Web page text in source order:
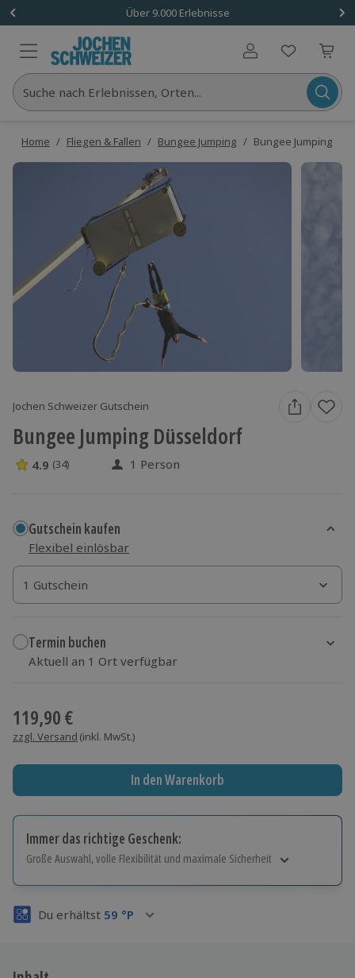
Über 9.000 Erlebnisse
Benutzerkonto
Suche nach Erlebnissen, Orten...
Home / Fliegen & Fallen / Bungee Jumping / Bungee Jumping
Jochen Schweizer Gutschein
Bungee Jumping Düsseldorf
4.9 Sterne von 5 aus 34 Bewertungen
4.9 (34) 1 Person
Gutschein kaufen
Flexibel einlösbar
1 Gutschein
1 Gutschein
1 Gutschein
Termin buchen
Aktuell an 1 Ort verfügbar
119,90 €
zzgl. Versand (inkl. MwSt.)
In den Warenkorb
Immer das richtige Geschenk:
Große Auswahl, volle Flexibilität und maximale Sicherheit
Volle Flexibilität
3 Jahre gültig & verlängerbar.
Du erhältst 59 °P